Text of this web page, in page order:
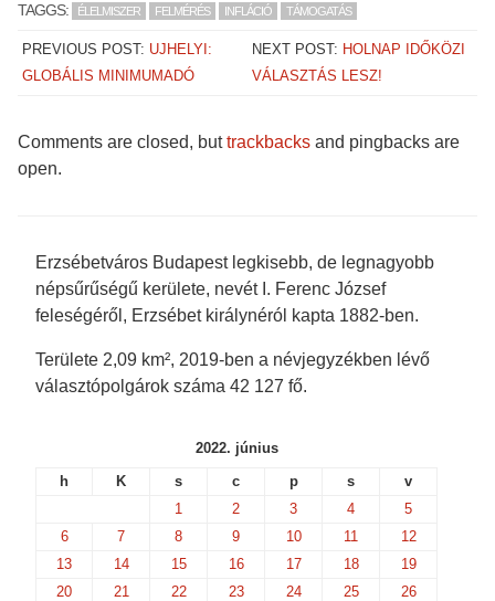
TAGGS: ÉLELMISZER FELMÉRÉS INFLÁCIÓ TÁMOGATÁS
PREVIOUS POST: UJHELYI:
GLOBÁLIS MINIMUMADÓ
NEXT POST: HOLNAP IDŐKÖZI
VÁLASZTÁS LESZ!
Comments are closed, buttrackbacks and pingbacks are
open.
Erzsébetváros Budapest legkisebb, de legnagyobb
népsűrűségű kerülete, nevét I. Ferenc József
feleségéről, Erzsébet királynéról kapta 1882-ben.
Területe 2,09 km², 2019-ben a névjegyzékben lévő
választópolgárok száma 42 127 fő.
2022. június
h
K s c p s
v
1
2 3 4
5
6
7 8 9 10 11
12
13
14 15 16 17 18
19
20
21 22 23 24 25
26